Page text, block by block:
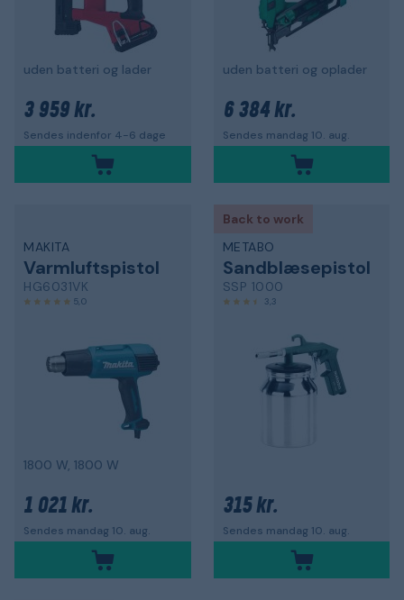
uden batteri og lader
3 959 kr.
Sendes indenfor 4-6 dage
uden batteri og oplader
6 384 kr.
Sendes mandag 10. aug.
MAKITA
Varmluftspistol
HG6031VK
5,0
1800 W, 1800 W
1 021 kr.
Sendes mandag 10. aug.
Back to work
METABO
Sandblæsepistol
SSP 1000
3,3
315 kr.
Sendes mandag 10. aug.